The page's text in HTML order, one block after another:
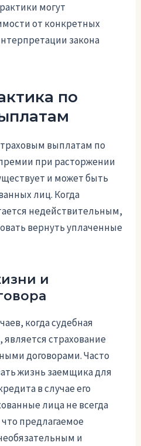
могут
от конкретных
закона
по
выплатам по
при расторжении
и может быть
лиц. Когда
недействительным,
вернуть уплаченные
и
когда судебная
страхование
договорами. Часто
жизнь заемщика для
в случае его
лица не всегда
предлагаемое
и